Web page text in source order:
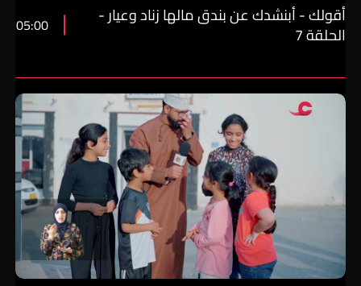
أقولك - أبنشدك عن بندق مالها زناد وعيار -
الحلقة 7 05:00